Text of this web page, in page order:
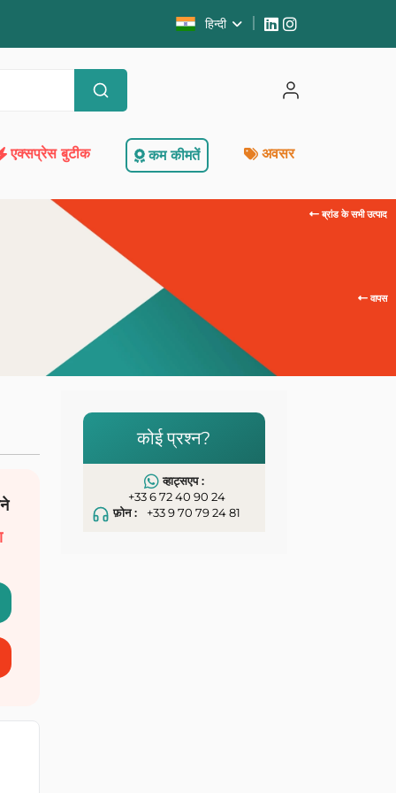
हिन्दी
एक्सप्रेस बुटीक कम कीमतें अवसर
ब्रांड के सभी उत्पाद
वापस
कोई प्रश्न?
व्हाट्सएप :
+33 6 72 40 90 24
फ़ोन :
+33 9 70 79 24 81